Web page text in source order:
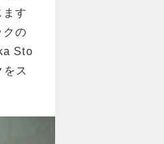
す
クの
Sto
ス